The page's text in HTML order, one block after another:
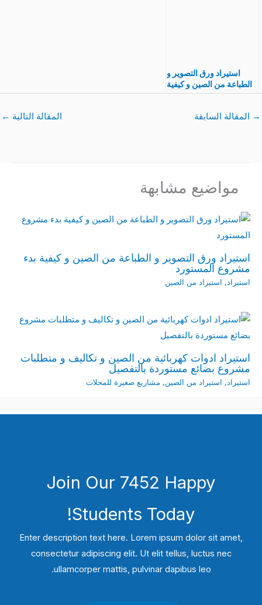
استيراد ورق التصوير و
الطباعة من الصين و كيفية
بدء مشروع المستورد
→ المقالة السابقة المقالة التالية ←
مواضيع مشابهة
استيراد ورق التصوير و الطباعة من الصين و كيفية بدء
مشروع المستورد
استيراد, استيراد من الصين
استيراد ادوات كهربائية من الصين و تكاليف و متطلبات
مشروع بضائع مستوردة بالتفصيل
استيراد , استيراد من الصين, مشاريع صغيرة للمحلات
Join Our 7452 Happy
Students​ Today!
Enter description text here. Lorem ipsum dolor sit amet,
consectetur adipiscing elit. Ut elit tellus, luctus nec
ullamcorper mattis, pulvinar dapibus leo.​